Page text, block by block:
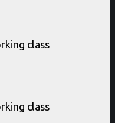
class
class